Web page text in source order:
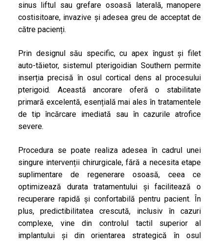
sinus liftul sau grefare osoasă laterală, manopere
costisitoare, invazive și adesea greu de acceptat de
către pacienți.
Prin designul său specific, cu apex îngust și filet
auto-tăietor, sistemul pterigoidian Southern permite
inserția precisă în osul cortical dens al procesului
pterigoid. Această ancorare oferă o stabilitate
primară excelentă, esențială mai ales în tratamentele
de tip încărcare imediată sau în cazurile atrofice
severe.
Procedura se poate realiza adesea în cadrul unei
singure intervenții chirurgicale, fără a necesita etape
suplimentare de regenerare osoasă, ceea ce
optimizează durata tratamentului și facilitează o
recuperare rapidă și confortabilă pentru pacient. În
plus, predictibilitatea crescută, inclusiv în cazuri
complexe, vine din controlul tactil superior al
implantului și din orientarea strategică în osul